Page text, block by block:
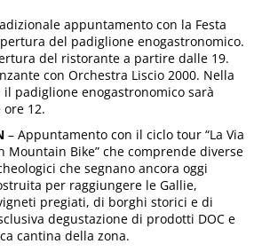
appuntamento con la Festa
del padiglione enogastronomico.
del ristorante a partire dalle 19.
con Orchestra Liscio 2000. Nella
padiglione enogastronomico sarà
12.
– Appuntamento con il ciclo tour “La Via
Mountain Bike” che comprende diverse
che segnano ancora oggi
per raggiungere le Gallie,
pregiati, di borghi storici e di
degustazione di prodotti DOC e
cantina della zona.